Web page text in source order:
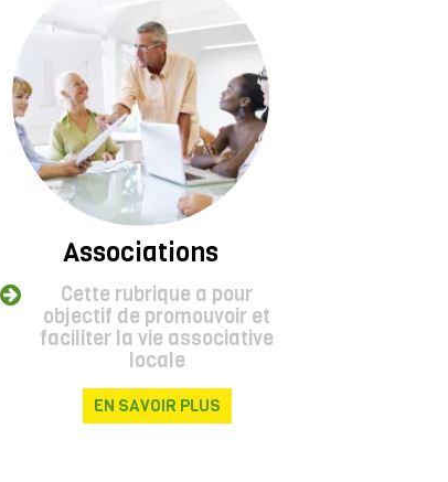
Associations
Cette rubrique a pour
objectif de promouvoir et
faciliter la vie associative
locale
EN SAVOIR PLUS